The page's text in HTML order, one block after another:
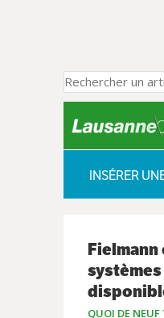
INSÉRER
Fielmann
QUOI DE NEUF